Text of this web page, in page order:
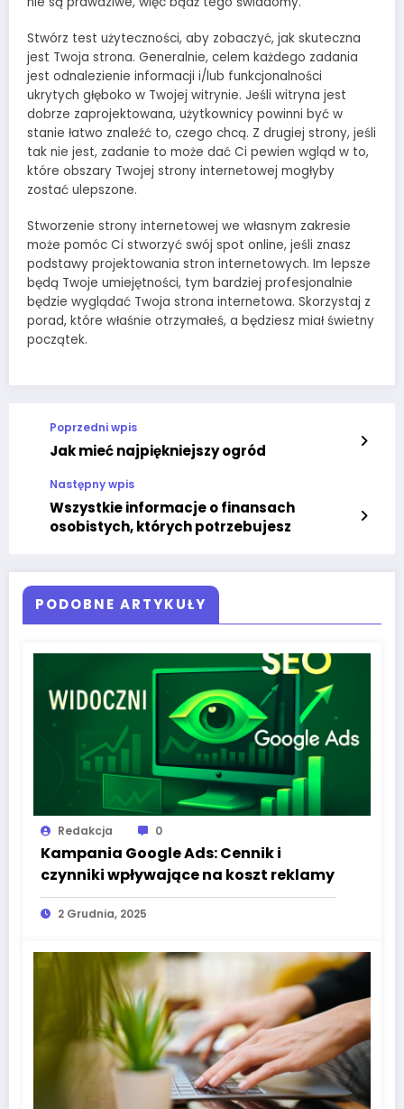
Stwórz test użyteczności, aby zobaczyć, jak skuteczna
jest Twoja strona. Generalnie, celem każdego zadania
jest odnalezienie informacji i/lub funkcjonalności
ukrytych głęboko w Twojej witrynie. Jeśli witryna jest
dobrze zaprojektowana, użytkownicy powinni być w
stanie łatwo znaleźć to, czego chcą. Z drugiej strony, jeśli
tak nie jest, zadanie to może dać Ci pewien wgląd w to,
które obszary Twojej strony internetowej mogłyby
zostać ulepszone.
Stworzenie strony internetowej we własnym zakresie
może pomóc Ci stworzyć swój spot online, jeśli znasz
podstawy projektowania stron internetowych. Im lepsze
będą Twoje umiejętności, tym bardziej profesjonalnie
będzie wyglądać Twoja strona internetowa. Skorzystaj z
porad, które właśnie otrzymałeś, a będziesz miał świetny
początek.
Poprzedni wpis
Jak mieć najpiękniejszy ogród
Następny wpis
Wszystkie informacje o finansach
osobistych, których potrzebujesz
PODOBNE ARTYKUŁY
Redakcja 0
Kampania Google Ads: Cennik i
czynniki wpływające na koszt reklamy
2 Grudnia, 2025